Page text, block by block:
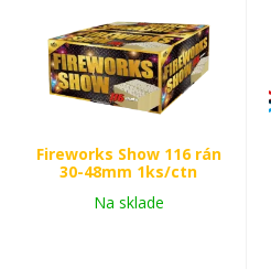
Fireworks Show 116 rán
30-48mm 1ks/ctn
Na sklade